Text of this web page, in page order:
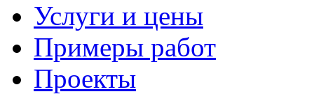
Услуги и цены
Примеры работ
Проекты